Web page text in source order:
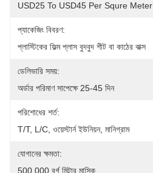
USD25 To USD45 Per Squre Meter
প্যাকেজিং বিবরণ:
প্লাস্টিকের ফিল্ম প্লাস বুদবুদ শীট বা কাঠের বাক্স
ডেলিভারি সময়:
অর্ডার পরিমাণ সাপেক্ষে 25-45 দিন
পরিশোধের শর্ত:
T/T, L/C, ওয়েস্টার্ন ইউনিয়ন, মানিগ্রাম
যোগানের ক্ষমতা:
500,000 বর্গ মিটার মাসিক